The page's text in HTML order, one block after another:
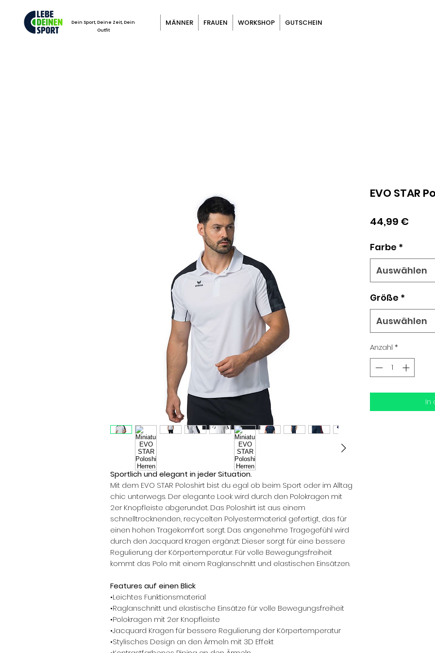
Dein Sport, Deine Zeit, Dein
Outfit
MÄNNER FRAUEN WORKSHOP GUTSCHEIN
Sportlich und elegant in jeder Situation.
Mit dem EVO STAR Poloshirt bist du egal ob beim Sport oder im Alltag
chic unterwegs. Der elegante Look wird durch den Polokragen mit
2er Knopfleiste abgerundet. Das Poloshirt ist aus einem
schnelltrocknenden, recycelten Polyestermaterial gefertigt, das für
einen hohen Tragekomfort sorgt. Das angenehme Tragegefühl wird
durch den Jacquard Kragen ergänzt: Dieser sorgt für eine bessere
Regulierung der Körpertemperatur. Für volle Bewegungsfreiheit
kommt das Polo mit einem Raglanschnitt und elastischen Einsätzen.
Features auf einen Blick
•Leichtes Funktionsmaterial
•Raglanschnitt und elastische Einsätze für volle Bewegungsfreiheit
•Polokragen mit 2er Knopfleiste
•Jacquard Kragen für bessere Regulierung der Körpertemperatur
•Stylisches Design an den Ärmeln mit 3D Effekt
EVO STAR
44,99 €Preis
Farbe *
Auswählen
Größe *
Auswählen
Anzahl *
In